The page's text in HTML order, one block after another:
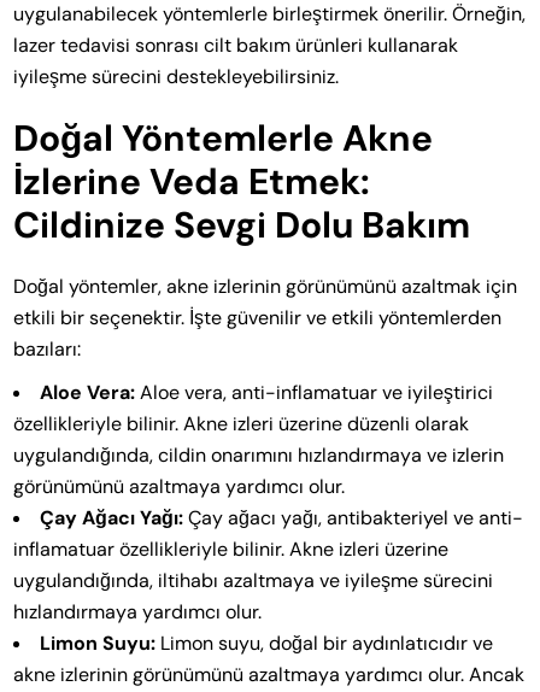
uygulanabilecek yöntemlerle birleştirmek önerilir. Örneğin,
lazer tedavisi sonrası cilt bakım ürünleri kullanarak
iyileşme sürecini destekleyebilirsiniz.
Doğal Yöntemlerle Akne
İzlerine Veda Etmek:
Cildinize Sevgi Dolu Bakım
Doğal yöntemler, akne izlerinin görünümünü azaltmak için
etkili bir seçenektir. İşte güvenilir ve etkili yöntemlerden
bazıları:
Aloe Vera:Aloe vera, anti-inflamatuar ve iyileştirici
özellikleriyle bilinir. Akne izleri üzerine düzenli olarak
uygulandığında, cildin onarımını hızlandırmaya ve izlerin
görünümünü azaltmaya yardımcı olur.
Çay Ağacı Yağı:Çay ağacı yağı, antibakteriyel ve anti-
inflamatuar özellikleriyle bilinir. Akne izleri üzerine
uygulandığında, iltihabı azaltmaya ve iyileşme sürecini
hızlandırmaya yardımcı olur.
Limon Suyu: Limon suyu, doğal bir aydınlatıcıdır ve
akne izlerinin görünümünü azaltmaya yardımcı olur. Ancak